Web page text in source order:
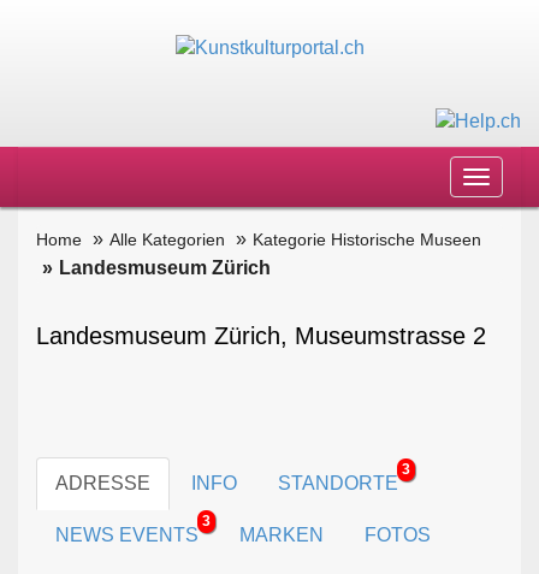
Toggle
Home Alle Kategorien Kategorie Historische Museen
Landesmuseum Zürich
Landesmuseum Zürich, Museumstrasse 2
ADRESSE INFO STANDORTE
3
NEWS EVENTS
3
MARKEN FOTOS